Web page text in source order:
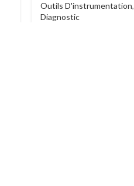
Outils D'instrumentation,
Diagnostic